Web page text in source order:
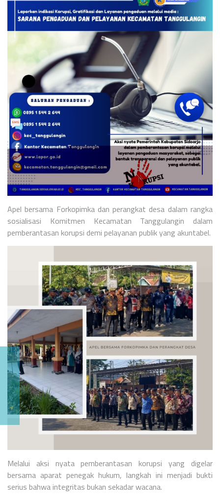
Apel bersama Forkopimka dan perangkat desa dalam rangka
sosialisasi Komitmen Kecamatan Tanggulangin dalam
pemberantasan korupsi demi pelayanan publik yang akuntabel.
Melalui aksi nyata pemberantasan korupsi yang digelar
bersama aparat penegak hukum, langkah ini menjadi bukti
serius bahwa integritas bukan sekadar wacana.